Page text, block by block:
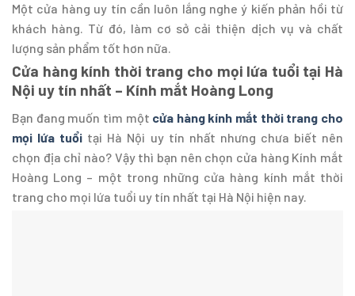
Một cửa hàng uy tín cần luôn lắng nghe ý kiến phản hồi từ
khách hàng. Từ đó, làm cơ sở cải thiện dịch vụ và chất
lượng sản phẩm tốt hơn nữa.
Cửa hàng kính thời trang cho mọi lứa tuổi tại Hà
Nội uy tín nhất – Kính mắt Hoàng Long
Bạn đang muốn tìm một cửa hàng kính mắt thời trang cho
mọi lứa tuổi tại Hà Nội uy tín nhất nhưng chưa biết nên
chọn địa chỉ nào? Vậy thì bạn nên chọn cửa hàng Kính mắt
Hoàng Long – một trong những cửa hàng kính mắt thời
trang cho mọi lứa tuổi uy tín nhất tại Hà Nội hiện nay.